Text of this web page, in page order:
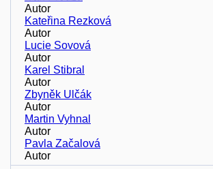
Autor
Kateřina Rezková
Autor
Lucie Sovová
Autor
Karel Stibral
Autor
Zbyněk Ulčák
Autor
Martin Vyhnal
Autor
Pavla Začalová
Autor